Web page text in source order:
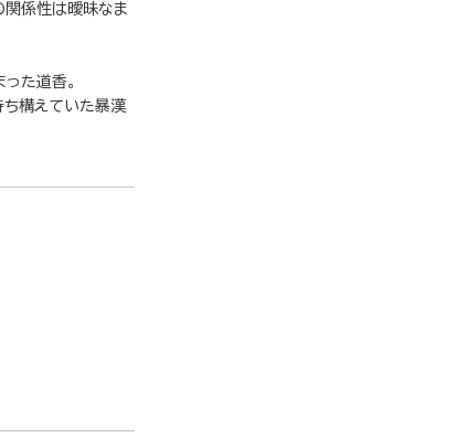
関係性は曖昧なま
た道香。
ち構えていた暴漢